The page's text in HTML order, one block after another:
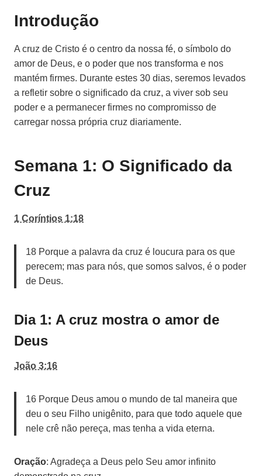
Introdução
A cruz de Cristo é o centro da nossa fé, o símbolo do
amor de Deus, e o poder que nos transforma e nos
mantém firmes. Durante estes 30 dias, seremos levados
a refletir sobre o significado da cruz, a viver sob seu
poder e a permanecer firmes no compromisso de
carregar nossa própria cruz diariamente.
Semana 1: O Significado da
Cruz
1 Coríntios 1:18
18 Porque a palavra da cruz é loucura para os que
perecem; mas para nós, que somos salvos, é o poder
de Deus.
Dia 1: A cruz mostra o amor de
Deus
João 3:16
16 Porque Deus amou o mundo de tal maneira que
deu o seu Filho unigênito, para que todo aquele que
nele crê não pereça, mas tenha a vida eterna.
Oração: Agradeça a Deus pelo Seu amor infinito